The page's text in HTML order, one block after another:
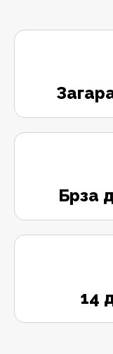
Брза
14